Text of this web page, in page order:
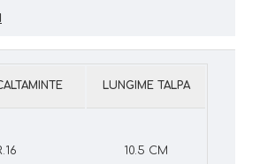
LUNGIME TALPA
10.5 CM